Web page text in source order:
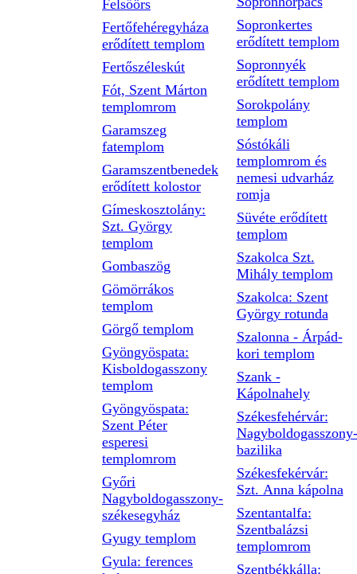
Felsőörs
Fertőfehéregyháza
erődített templom
Fertőszéleskút
Fót, Szent Márton
templomrom
Garamszeg
fatemplom
Garamszentbenedek
erődített kolostor
Gímeskosztolány:
Szt. György
templom
Gombaszög
Gömörrákos
templom
Görgő templom
Gyöngyöspata:
Kisboldogasszony
templom
Gyöngyöspata:
Szent Péter
esperesi
templomrom
Győri
Nagyboldogasszony-
székesegyház
Gyugy templom
Gyula: ferences
Sopronkertes
erődített templom
Sopronnyék
erődített templom
Sorokpolány
templom
Sóstókáli
templomrom és
nemesi udvarház
romja
Süvéte erődített
templom
Szakolca Szt.
Mihály templom
Szakolca: Szent
György rotunda
Szalonna - Árpád-
kori templom
Szank -
Kápolnahely
Székesfehérvár:
Nagyboldogasszony-
bazilika
Székesfekérvár:
Szt. Anna kápolna
Szentantalfa:
Szentbalázsi
templomrom
Szentbékkálla: